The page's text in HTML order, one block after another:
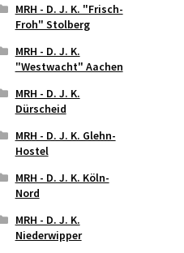
MRH - D. J. K. "Frisch-
Froh" Stolberg
MRH - D. J. K.
"Westwacht" Aachen
MRH - D. J. K.
Dürscheid
MRH - D. J. K. Glehn-
Hostel
MRH - D. J. K. Köln-
Nord
MRH - D. J. K.
Niederwipper